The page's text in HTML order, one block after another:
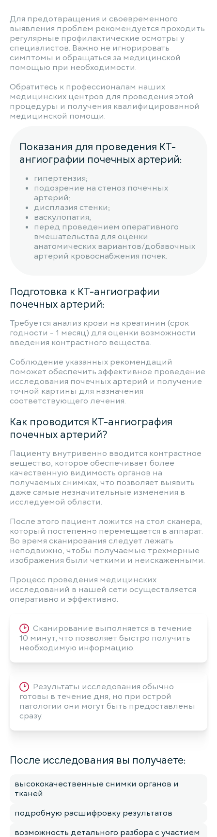
Для предотвращения и своевременного
выявления проблем рекомендуется проходить
регулярные профилактические осмотры у
специалистов. Важно не игнорировать
симптомы и обращаться за медицинской
помощью при необходимости.
Обратитесь к профессионалам наших
медицинских центров для проведения этой
процедуры и получения квалифицированной
медицинской помощи.
Показания для проведения КТ-
ангиографии почечных артерий:
гипертензия;
подозрение на стеноз почечных
артерий;
дисплазия стенки;
васкулопатия;
перед проведением оперативного
вмешательства для оценки
анатомических вариантов/добавочных
артерий кровоснабжения почек.
Подготовка к КТ-ангиографии
почечных артерий:
Требуется анализ крови на креатинин (срок
годности - 1 месяц) для оценки возможности
введения контрастного вещества.
Соблюдение указанных рекомендаций
поможет обеспечить эффективное проведение
исследования почечных артерий и получение
точной картины для назначения
соответствующего лечения.
Как проводится КТ-ангиография
почечных артерий?
Пациенту внутривенно вводится контрастное
вещество, которое обеспечивает более
качественную видимость органов на
получаемых снимках, что позволяет выявить
даже самые незначительные изменения в
исследуемой области.
После этого пациент ложится на стол сканера,
который постепенно перемещается в аппарат.
Во время сканирования следует лежать
неподвижно, чтобы получаемые трехмерные
изображения были четкими и неискаженными.
Процесс проведения медицинских
исследований в нашей сети осуществляется
оперативно и эффективно.
Сканирование выполняется в течение
10 минут, что позволяет быстро получить
необходимую информацию.
Результаты исследования обычно
готовы в течение дня, но при острой
патологии они могут быть предоставлены
сразу.
После исследования вы получаете:
высококачественные снимки органов и
тканей
подробную расшифровку результатов
возможность детального разбора с участием